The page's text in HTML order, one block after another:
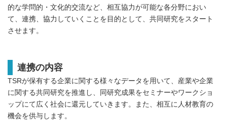
的な学問的・文化的交流など、相互協力が可能な各分野におい
て、連携、協力していくことを目的として、共同研究をスタート
させます。
連携の内容
TSRが保有する企業に関する様々なデータを用いて、産業や企業
に関する共同研究を推進し、同研究成果をセミナーやワークショ
ップにて広く社会に還元していきます。また、相互に人材教育の
機会を供与します。